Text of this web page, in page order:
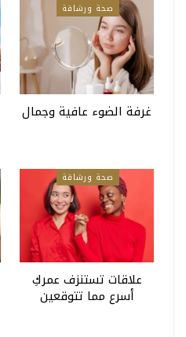
صحة ورشاقة
غرفة الضوء عافية وجمال
صحة ورشاقة
علاقات تستنزف عمركِ
أسرع مما تتوقعين